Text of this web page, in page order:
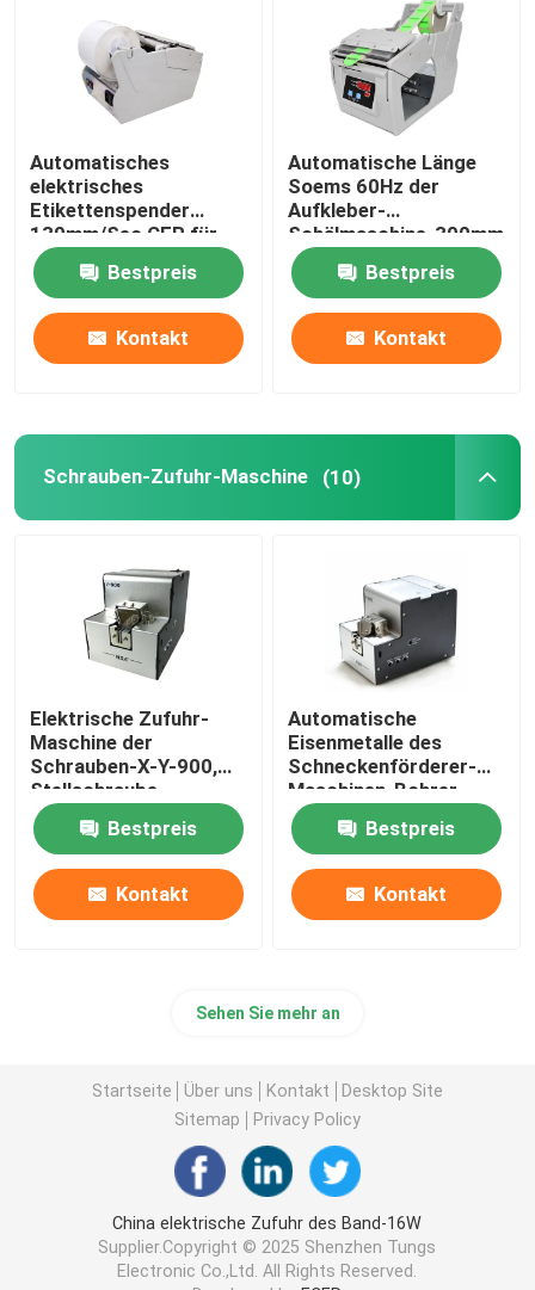
Haustier-Trockenraum
Haustier, das Kasten trocknet
Cat Smart Toilet
Haustierwasserspender
Mikroblasen-Maschine für Hunde
Automatisches
elektrisches
Etikettenspender
130mm/Sec CER für
transparente Aufkleber
Bestpreis
Kontakt
Automatische Länge
Soems 60Hz der
Aufkleber-
Schälmaschine-300mm
EINFACHE OPERATION
Bestpreis
Kontakt
Schrauben-Zufuhr-Maschine (10)
Elektrische Zufuhr-
Maschine der
Schrauben-X-Y-900,
Stellschraube-
Förderer-Maschine
Bestpreis
Kontakt
Automatische
Eisenmetalle des
Schneckenförderer-
Maschinen-Bohrer-
200V
Bestpreis
Kontakt
Sehen Sie mehr an
Startseite Über uns Kontakt
Desktop Site
Sitemap
Privacy Policy
China elektrische Zufuhr des Band-16W
Supplier.Copyright © 2025 Shenzhen Tungs
Electronic Co.,Ltd. All Rights Reserved.